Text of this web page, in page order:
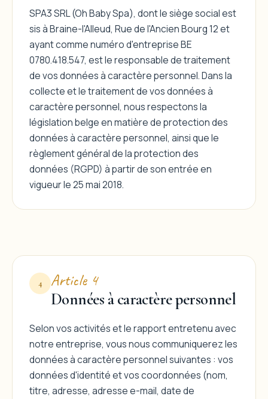
SPA3 SRL (Oh Baby Spa), dont le siège social est
sis à Braine-l'Alleud, Rue de l'Ancien Bourg 12 et
ayant comme numéro d'entreprise BE
0780.418.547, est le responsable de traitement
de vos données à caractère personnel. Dans la
collecte et le traitement de vos données à
caractère personnel, nous respectons la
législation belge en matière de protection des
données à caractère personnel, ainsi que le
règlement général de la protection des
données (RGPD) à partir de son entrée en
vigueur le 25 mai 2018.
4
Article 4
Données à caractère personnel
Selon vos activités et le rapport entretenu avec
notre entreprise, vous nous communiquerez les
données à caractère personnel suivantes : vos
données d'identité et vos coordonnées (nom,
titre, adresse, adresse e-mail, date de